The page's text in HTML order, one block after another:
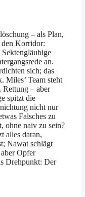
– als Plan,
den Korridor:
an.
sich; das
Miles’ Team steht
– aber
spitzt die
nicht nur
Falsches zu
ohne naiv zu sein?
alles daran,
Nawat schlägt
Opfer
Drehpunkt: Der